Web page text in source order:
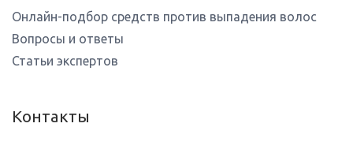
Онлайн-подбор средств против выпадения волос
Вопросы и ответы
Статьи экспертов
Контакты